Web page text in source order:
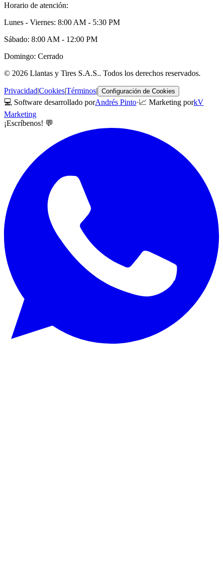
Horario de atención:
Lunes - Viernes: 8:00 AM - 5:30 PM
Sábado: 8:00 AM - 12:00 PM
Domingo: Cerrado
© 2026 Llantas y Tires S.A.S.. Todos los derechos reservados.
Privacidad|Cookies|Términos| Configuración de Cookies
💻 Software desarrollado porAndrés Pinto·📈 Marketing porkV
Marketing
¡Escríbenos! 💬